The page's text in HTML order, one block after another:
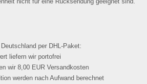
Deutschland per DHL-Paket:
liefern wir portofrei
wir 8,00 EUR Versandkosten
werden nach Aufwand berechnet